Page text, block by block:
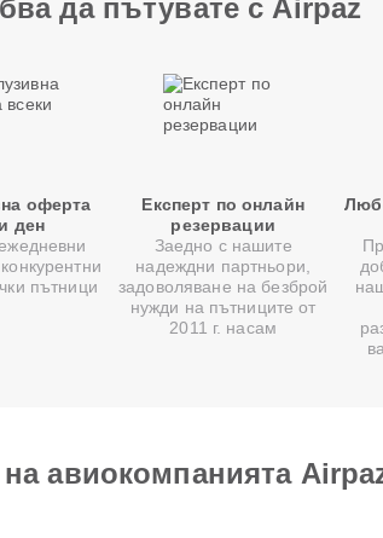
да пътувате с Airpaz
оферта
ден
пътници
Експерт по онлайн
резервации
Заедно с нашите
надеждни партньори,
задоволяване на безброй
нужди на пътниците от
2011 г. насам
авиокомпанията